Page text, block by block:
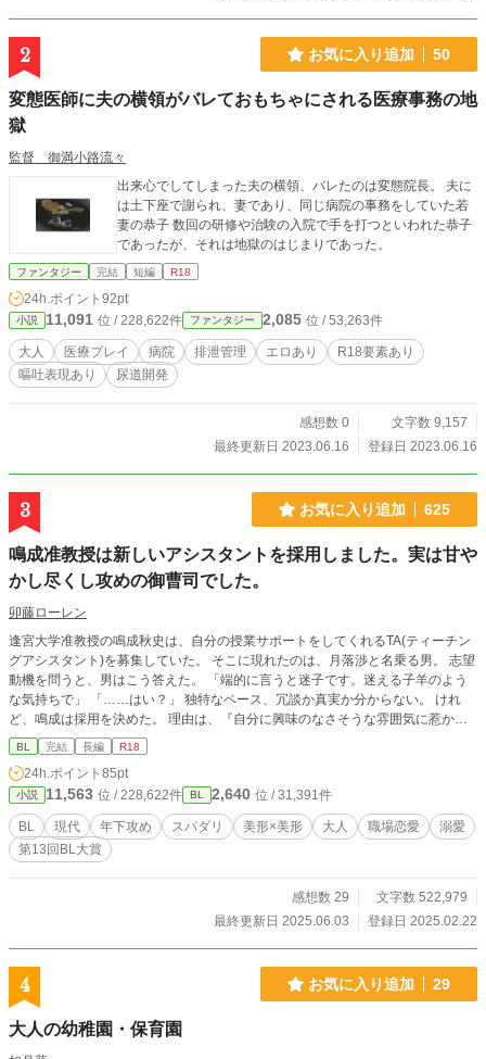
2 お気に入り追加 50
変態医師に夫の横領がバレておもちゃにされる医療事務の地
獄
監督 御満小路流々
出来心でしてしまった夫の横領、バレたのは変態院長。 夫に
は土下座で謝られ、妻であり、同じ病院の事務をしていた若
妻の恭子 数回の研修や治験の入院で手を打つといわれた恭子
であったが、それは地獄のはじまりであった。
ファンタジー 完結 短編 R18
24h.ポイント 92pt
小説 11,091 位 / 228,622件 ファンタジー 2,085 位 / 53,263件
大人 医療プレイ 病院 排泄管理 エロあり
R18要素あり
嘔吐表現あり
尿道開発
感想数 0
文字数 9,157
最終更新日 2023.06.16
登録日 2023.06.16
3 お気に入り追加 625
鳴成准教授は新しいアシスタントを採用しました。実は甘や
かし尽くし攻めの御曹司でした。
卯藤ローレン
逢宮大学准教授の鳴成秋史は、自分の授業サポートをしてくれるTA(ティーチン
グアシスタント)を募集していた。 そこに現れたのは、月落渉と名乗る男。 志望
動機を問うと、男はこう答えた。 「端的に言うと迷子です。迷える子羊のよう
な気持ちで」 「……はい？」 独特なペース、冗談か真実か分からない。 けれ
ど、鳴成は採用を決めた。 理由は、『自分に興味のなさそうな雰囲気に惹かれ
たから』。 それが、男の完璧なる包囲網の一端に既に引っかかっているとも知
らずに――。 仕事の枠を超え持てる全てで全力サポートするハイスペック年下
御曹司×穏やかで大人な年上准教授。 ベタベタしてないのにものすっごくイチャ
イチャしてる、日常系ラブコメです。
BL 完結 長編 R18
24h.ポイント 85pt
小説 11,563 位 / 228,622件 BL 2,640 位 / 31,391件
BL 現代 年下攻め スパダリ 美形×美形 大人 職場恋愛
溺愛
第13回BL大賞
感想数 29
文字数 522,979
最終更新日 2025.06.03
登録日 2025.02.22
4 お気に入り追加 29
大人の幼稚園・保育園